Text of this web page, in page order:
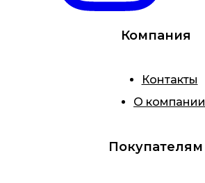
Компания
Контакты
О компании
Покупателям